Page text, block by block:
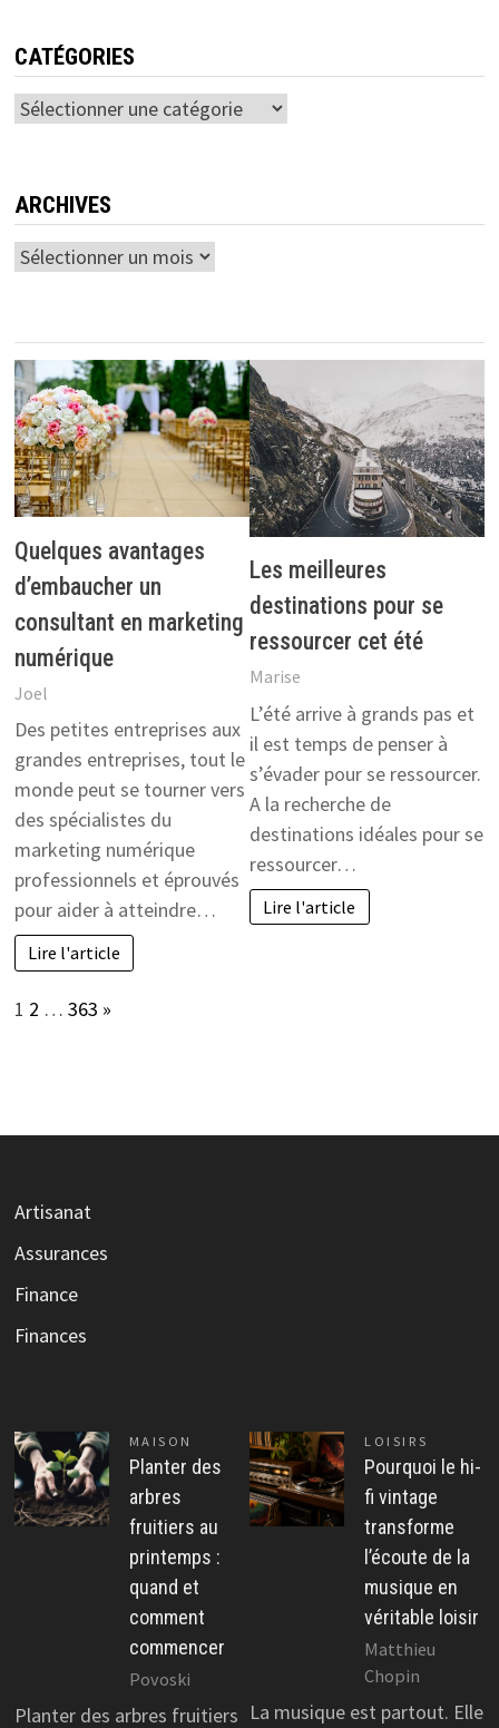
CATÉGORIES
Catégories
ARCHIVES
Archives
Quelques avantages
d’embaucher un
consultant en marketing
numérique
Joel
Des petites entreprises aux
grandes entreprises, tout le
monde peut se tourner vers
des spécialistes du
marketing numérique
professionnels et éprouvés
pour aider à atteindre…
Lire l'article
Les meilleures
destinations pour se
ressourcer cet été
Marise
L’été arrive à grands pas et
il est temps de penser à
s’évader pour se ressourcer.
A la recherche de
destinations idéales pour se
ressourcer…
Lire l'article
Page:
1 2 … 363 Next
»
Artisanat
Assurances
Finance
Finances
MAISON
Planter des
arbres
fruitiers au
printemps :
quand et
comment
commencer
Povoski
Planter des arbres fruitiers
LOISIRS
Pourquoi le hi-
fi vintage
transforme
l’écoute de la
musique en
véritable loisir
Matthieu
Chopin
La musique est partout. Elle